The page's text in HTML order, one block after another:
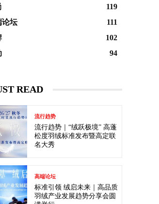
119
论坛
111
102
94
READ
流行趋势
流行趋势｜“绒跃极境” 高蓬
松度羽绒标准发布暨高定联
名大秀
高端论坛
标准引领 绒启未来｜高品质
羽绒产业发展趋势分享会圆